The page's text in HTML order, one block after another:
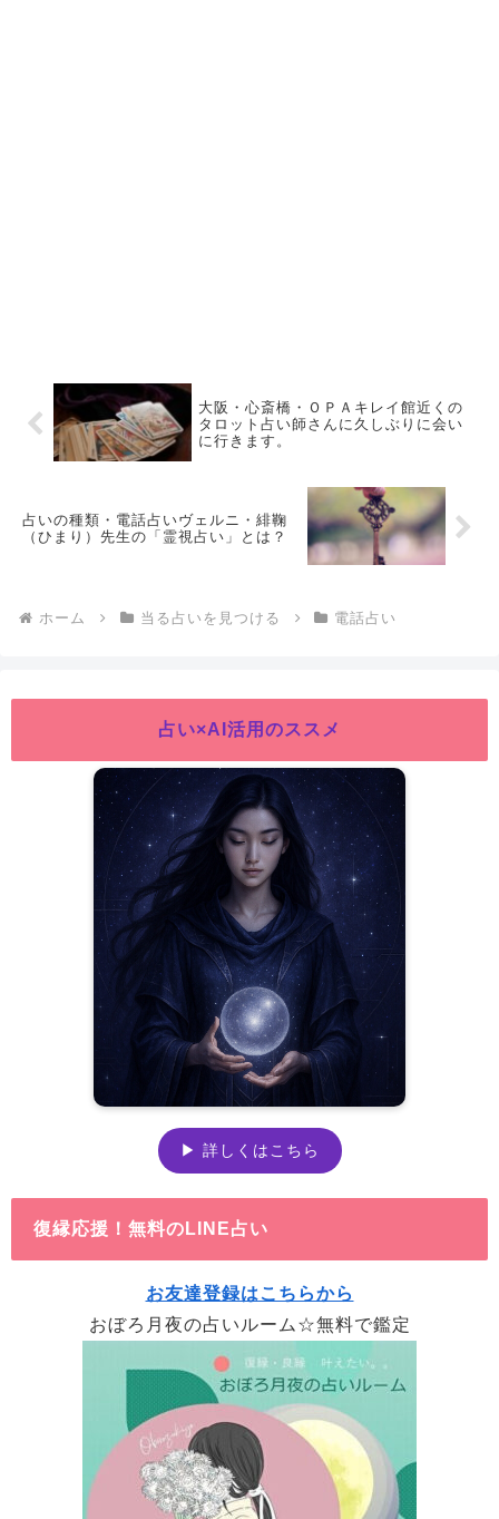
大阪・心斎橋・ＯＰＡキレイ館近くの
タロット占い師さんに久しぶりに会い
に行きます。
占いの種類・電話占いヴェルニ・緋鞠
（ひまり）先生の「霊視占い」とは？
ホーム 当る占いを見つける 電話占い
占い×AI活用のススメ
▶ 詳しくはこちら
復縁応援！無料のLINE占い
お友達登録はこちらから
おぼろ月夜の占いルーム☆無料で鑑定